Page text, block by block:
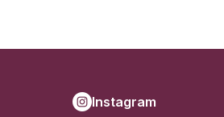
Instagram